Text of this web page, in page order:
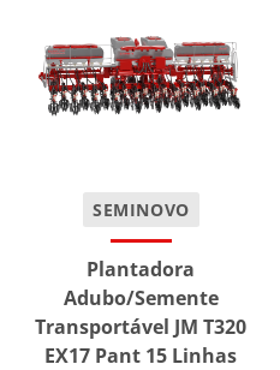
SEMINOVO
Plantadora
Adubo/Semente
Transportável JM T320
EX17 Pant 15 Linhas